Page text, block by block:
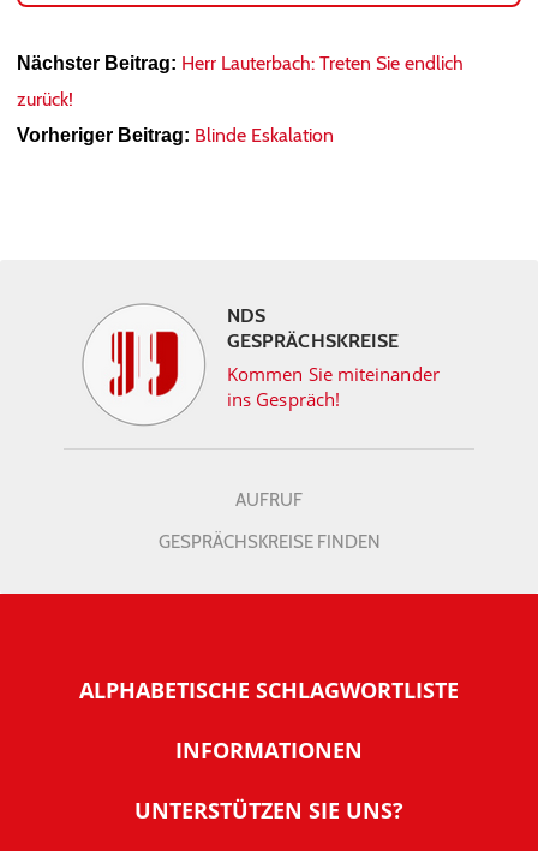
Nächster Beitrag: Herr Lauterbach: Treten Sie endlich
zurück!
Vorheriger Beitrag: Blinde Eskalation
NDS
GESPRÄCHSKREISE
Kommen Sie miteinander
ins Gespräch!
AUFRUF
GESPRÄCHSKREISE FINDEN
ALPHABETISCHE SCHLAGWORTLISTE
INFORMATIONEN
Warum NachDenkSeiten
UNTERSTÜTZEN SIE UNS?